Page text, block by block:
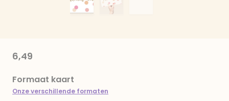
6,49
Formaat kaart
Onze verschillende formaten